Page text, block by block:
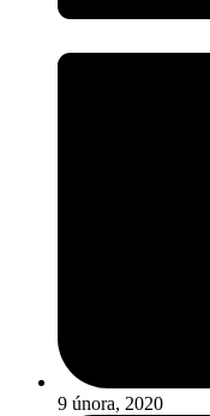
9 února, 2020